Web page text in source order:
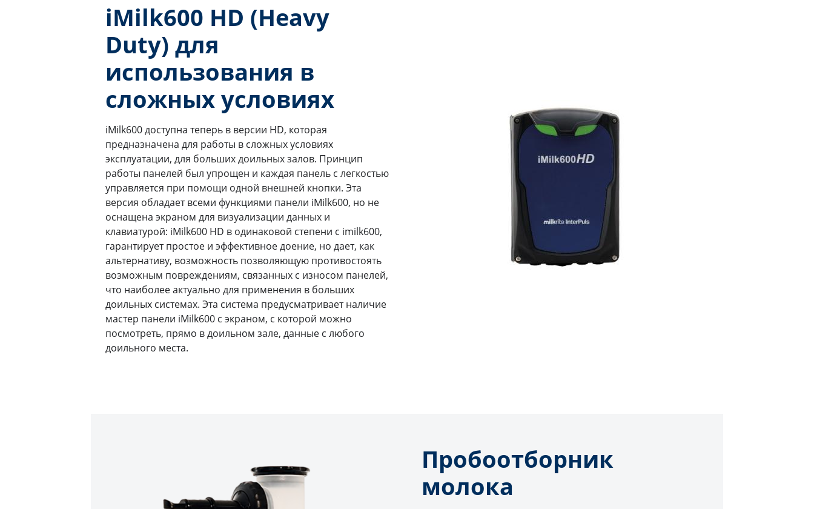
iMilk600 HD (Heavy
Duty) для
использования в
сложных условиях
iMilk600 доступна теперь в версии HD, которая
предназначена для работы в сложных условиях
эксплуатации, для больших доильных залов. Принцип
работы панелей был упрощен и каждая панель с легкостью
управляется при помощи одной внешней кнопки. Эта
версия обладает всеми функциями панели iMilk600, но не
оснащена экраном для визуализации данных и
клавиатурой: iMilk600 HD в одинаковой степени с imilk600,
гарантирует простое и эффективное доение, но дает, как
альтернативу, возможность позволяющую противостоять
возможным повреждениям, связанных с износом панелей,
что наиболее актуально для применения в больших
доильных системах. Эта система предусматривает наличие
мастер панели iMilk600 с экраном, с которой можно
посмотреть, прямо в доильном зале, данные с любого
доильного места.
Пробоотборник
молока